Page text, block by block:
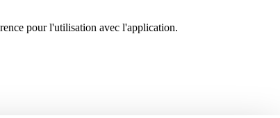
pour l'utilisation avec l'application.